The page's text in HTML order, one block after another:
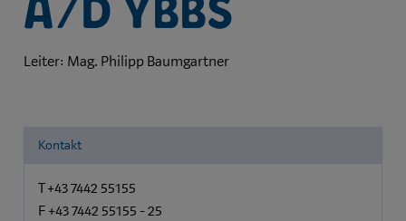
Leiter: Mag. Philipp Baumgartner
Kontakt
T +43 7442 55155
F +43 7442 55155 - 25